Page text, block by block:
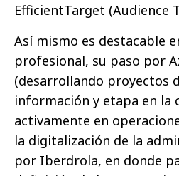
EfficientTarget (Audience
Así mismo es destacable
profesional, su paso por
(desarrollando proyectos
información y etapa en la
activamente en
la digitalización de la
por Iberdrola, en donde